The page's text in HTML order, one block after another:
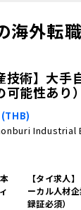
海外転
技術】大手
能性あり）
Industrial
【タイ求人
ーカル人材
録証必須）